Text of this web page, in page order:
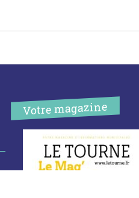
Votre magazine